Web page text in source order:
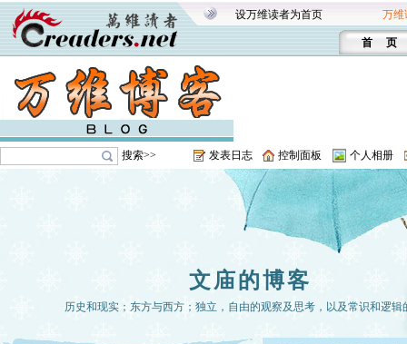
设万维读者为首页 万维
首 页
搜索>> 发表日志 控制面板 个人相册
文庙的博客
历史和现实；东方与西方；独立，自由的观察及思考，以及常识和逻辑